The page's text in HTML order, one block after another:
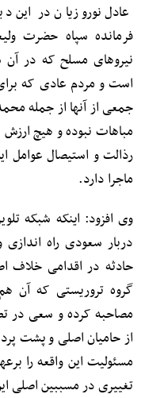
عادل نوروزیان در این
فرمانده سپاه حضرت
نیروهای مسلح که در آن
است و مردم عادی که
مباهات نبوده و هیچ ارزش
رذالت و استیصال عوامل
ماجرا دارد.
وی افزود: اینکه شبکه
دربار سعودی راه
حادثه در اقدامی خلاف
گروه تروریستی که آن
مصاحبه کرده و سعی در
از حامیان اصلی و پشت
مسئولیت این واقعه را
تغییری در مسببین اصلی